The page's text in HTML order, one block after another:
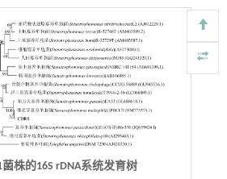
菌株的16S rDNA系统发育树